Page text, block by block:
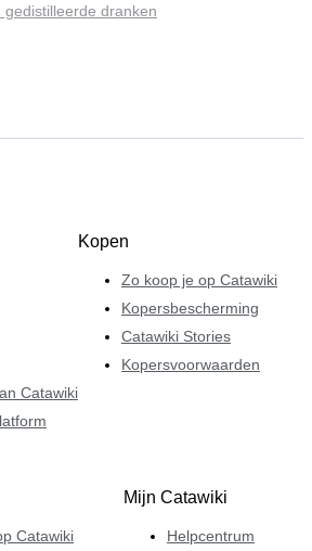
gedistilleerde dranken
Catawiki
Kopen
Zo koop je op Catawiki
Kopersbescherming
Catawiki Stories
Kopersvoorwaarden
Catawiki
Mijn Catawiki
Helpcentrum